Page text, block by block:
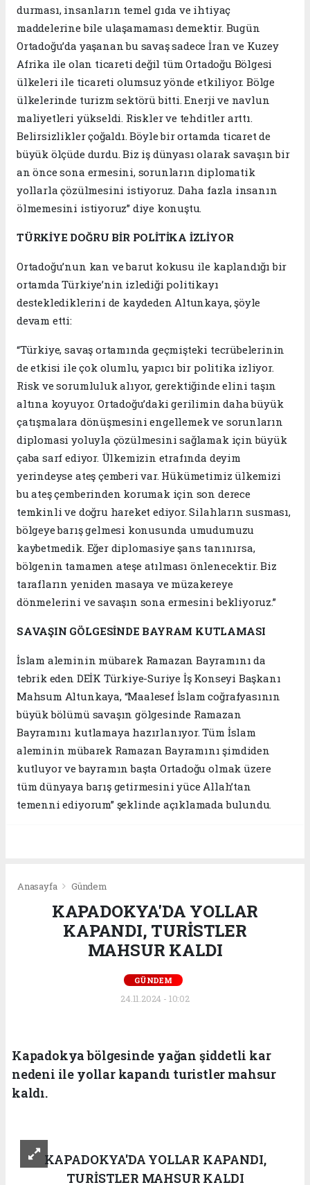
durması, insanların temel gıda ve ihtiyaç
maddelerine bile ulaşamaması demektir. Bugün
Ortadoğu’da yaşanan bu savaş sadece İran ve Kuzey
Afrika ile olan ticareti değil tüm Ortadoğu Bölgesi
ülkeleri ile ticareti olumsuz yönde etkiliyor. Bölge
ülkelerinde turizm sektörü bitti. Enerji ve navlun
maliyetleri yükseldi. Riskler ve tehditler arttı.
Belirsizlikler çoğaldı. Böyle bir ortamda ticaret de
büyük ölçüde durdu. Biz iş dünyası olarak savaşın bir
an önce sona ermesini, sorunların diplomatik
yollarla çözülmesini istiyoruz. Daha fazla insanın
ölmemesini istiyoruz” diye konuştu.
TÜRKİYE DOĞRU BİR POLİTİKA İZLİYOR
Ortadoğu’nun kan ve barut kokusu ile kaplandığı bir
ortamda Türkiye’nin izlediği politikayı
desteklediklerini de kaydeden Altunkaya, şöyle
devam etti:
“Türkiye, savaş ortamında geçmişteki tecrübelerinin
de etkisi ile çok olumlu, yapıcı bir politika izliyor.
Risk ve sorumluluk alıyor, gerektiğinde elini taşın
altına koyuyor. Ortadoğu’daki gerilimin daha büyük
çatışmalara dönüşmesini engellemek ve sorunların
diplomasi yoluyla çözülmesini sağlamak için büyük
çaba sarf ediyor. Ülkemizin etrafında deyim
yerindeyse ateş çemberi var. Hükümetimiz ülkemizi
bu ateş çemberinden korumak için son derece
temkinli ve doğru hareket ediyor. Silahların susması,
bölgeye barış gelmesi konusunda umudumuzu
kaybetmedik. Eğer diplomasiye şans tanınırsa,
bölgenin tamamen ateşe atılması önlenecektir. Biz
tarafların yeniden masaya ve müzakereye
dönmelerini ve savaşın sona ermesini bekliyoruz.”
SAVAŞIN GÖLGESİNDE BAYRAM KUTLAMASI
İslam aleminin mübarek Ramazan Bayramını da
tebrik eden DEİK Türkiye-Suriye İş Konseyi Başkanı
Mahsum Altunkaya, “Maalesef İslam coğrafyasının
büyük bölümü savaşın gölgesinde Ramazan
Bayramını kutlamaya hazırlanıyor. Tüm İslam
aleminin mübarek Ramazan Bayramını şimdiden
kutluyor ve bayramın başta Ortadoğu olmak üzere
tüm dünyaya barış getirmesini yüce Allah’tan
temenni ediyorum” şeklinde açıklamada bulundu.
Anasayfa Gündem
KAPADOKYA'DA YOLLAR
KAPANDI, TURİSTLER
MAHSUR KALDI
GÜNDEM
24.11.2024 - 10:02
Kapadokya bölgesinde yağan şiddetli kar
nedeni ile yollar kapandı turistler mahsur
kaldı.
KAPADOKYA'DA YOLLAR KAPANDI,
TURİSTLER MAHSUR KALDI